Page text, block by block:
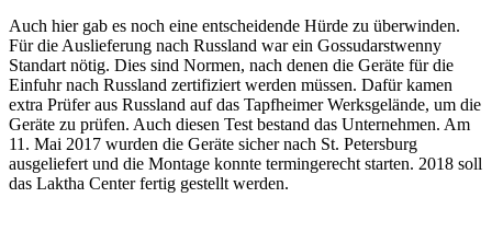
Auch hier gab es noch eine entscheidende Hürde zu überwinden.
Für die Auslieferung nach Russland war ein Gossudarstwenny
Standart nötig. Dies sind Normen, nach denen die Geräte für die
Einfuhr nach Russland zertifiziert werden müssen. Dafür kamen
extra Prüfer aus Russland auf das Tapfheimer Werksgelände, um die
Geräte zu prüfen. Auch diesen Test bestand das Unternehmen. Am
11. Mai 2017 wurden die Geräte sicher nach St. Petersburg
ausgeliefert und die Montage konnte termingerecht starten. 2018 soll
das Laktha Center fertig gestellt werden.